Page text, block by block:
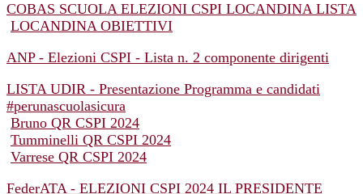
COBAS SCUOLA ELEZIONI CSPI LOCANDINA LISTA
LOCANDINA OBIETTIVI
ANP - Elezioni CSPI - Lista n. 2 componente dirigenti
LISTA UDIR - Presentazione Programma e candidati
#perunascuolasicura
Bruno QR CSPI 2024
Tumminelli QR CSPI 2024
Varrese QR CSPI 2024
FederATA - ELEZIONI CSPI 2024 IL PRESIDENTE